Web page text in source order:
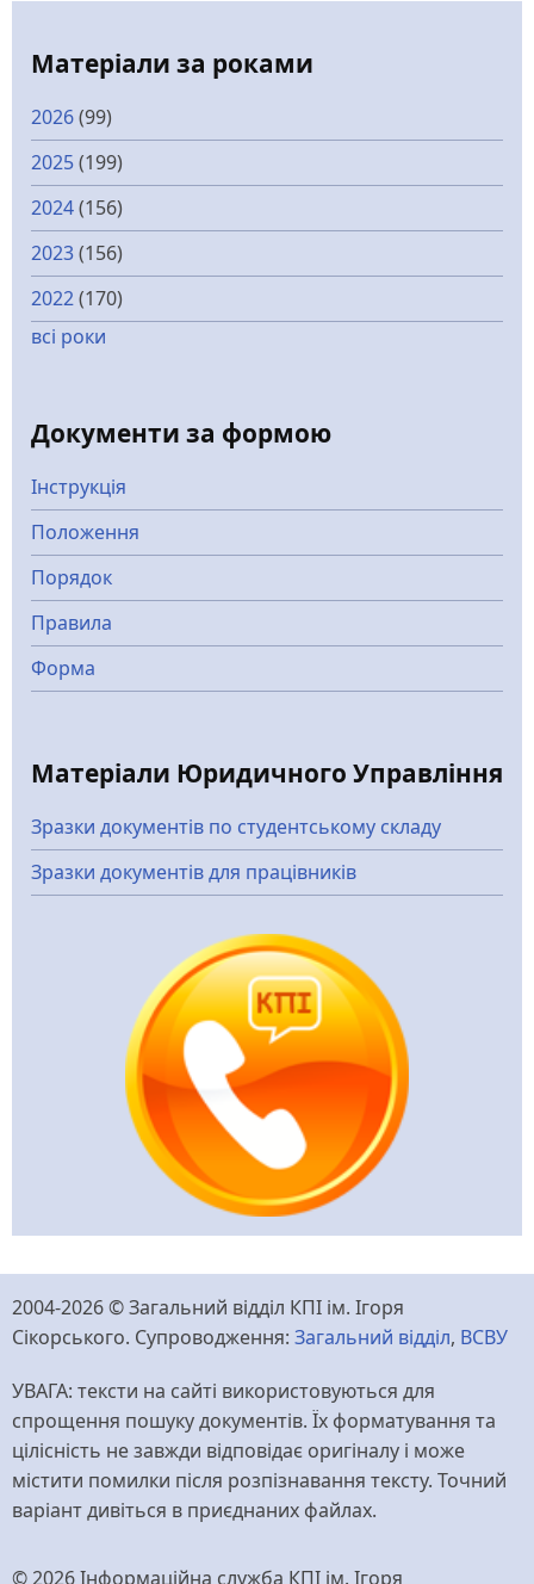
Матеріали за роками
2026(99)
2025(199)
2024(156)
2023(156)
2022(170)
всі роки
Документи за формою
Інструкція
Положення
Порядок
Правила
Форма
Матеріали Юридичного Управління
Зразки документів по студентському складу
Зразки документів для працівників
2004-2026 © Загальний відділ КПІ ім. Ігоря
Сікорського. Супроводження: Загальний відділ, ВСВУ
УВАГА: тексти на сайті використовуються для
спрощення пошуку документів. Їх форматування та
цілісність не завжди відповідає оригіналу і може
містити помилки після розпізнавання тексту. Точний
варіант дивіться в приєднаних файлах.
© 2026 Інформаційна служба КПІ ім. Ігоря